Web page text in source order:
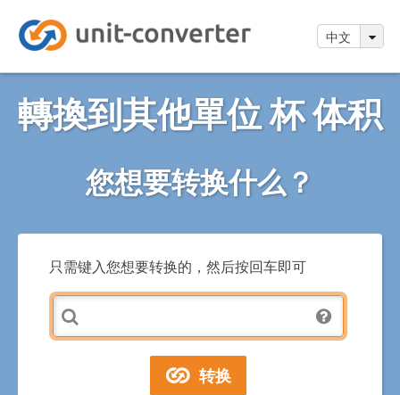
中文
轉換到其他單位 杯 体积
您想要转换什么？
只需键入您想要转换的，然后按回车即可